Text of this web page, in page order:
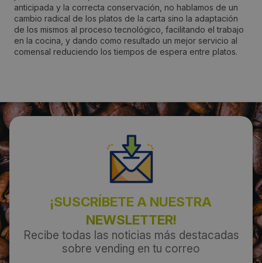
anticipada y la correcta conservación, no hablamos de un
cambio radical de los platos de la carta sino la adaptación
de los mismos al proceso tecnológico, facilitando el trabajo
en la cocina, y dando como resultado un mejor servicio al
comensal reduciendo los tiempos de espera entre platos.
Mataró
Código Postal:
Barcelona
¡SUSCRÍBETE A NUESTRA
NEWSLETTER!
Recibe todas las noticias más destacadas
sobre vending en tu correo